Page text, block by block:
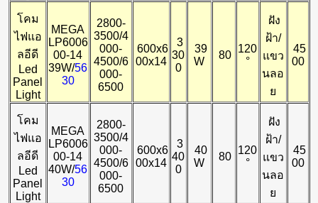
โคม
ไฟแอ
ลอีดี
Led
Panel
Light
MEGA
LP6006
00-14
39W/56
30
2800-
3500/4
000-
4500/6
000-
6500
600x6
00x14
3
30
0
39
W
80
120
°
ฝัง
ฝ้า/
แขว
นลอ
ย
45
00
โคม
ไฟแอ
ลอีดี
Led
Panel
Light
MEGA
LP6006
00-14
40W/56
30
2800-
3500/4
000-
4500/6
000-
6500
600x6
00x14
3
40
0
40
W
80
120
°
ฝัง
ฝ้า/
แขว
นลอ
ย
45
00